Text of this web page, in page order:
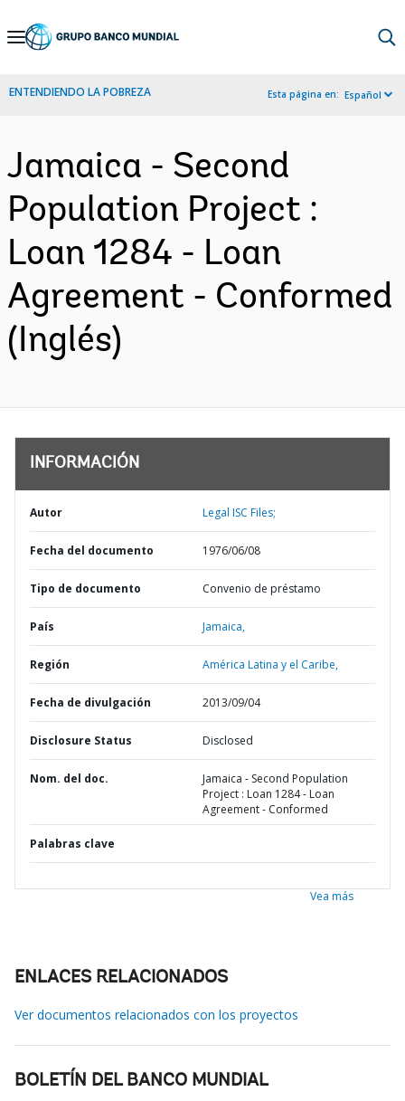
Skip
Navigation
ENTENDIENDO LA POBREZA Esta página en: Español
Jamaica - Second
Population Project :
Loan 1284 - Loan
Agreement - Conformed
(Inglés)
INFORMACIÓN
Autor Legal ISC Files;
Fecha del documento 1976/06/08
Tipo de documento Convenio de préstamo
País Jamaica,
Región América Latina y el Caribe,
Fecha de divulgación 2013/09/04
Disclosure Status Disclosed
Nom. del doc.
Jamaica - Second Population
Project : Loan 1284 - Loan
Agreement - Conformed
Palabras clave
Vea más
ENLACES RELACIONADOS
Ver documentos relacionados con los proyectos
BOLETÍN DEL BANCO MUNDIAL